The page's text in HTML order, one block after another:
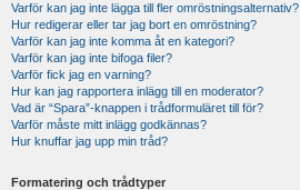
Varför kan jag inte lägga till fler omröstningsalternativ?
Hur redigerar eller tar jag bort en omröstning?
Varför kan jag inte komma åt en kategori?
Varför kan jag inte bifoga filer?
Varför fick jag en varning?
Hur kan jag rapportera inlägg till en moderator?
Vad är “Spara”-knappen i trådformuläret till för?
Varför måste mitt inlägg godkännas?
Hur knuffar jag upp min tråd?
Formatering och trådtyper